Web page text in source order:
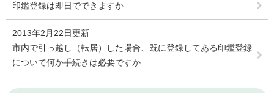
印鑑登録は即日でできますか
2013年2月22日更新
市内で引っ越し（転居）した場合、既に登録してある印鑑登録
について何か手続きは必要ですか